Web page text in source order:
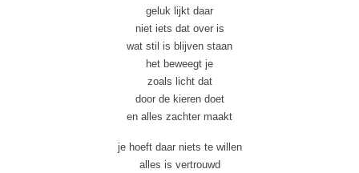
geluk lijkt daar
niet iets dat over is
wat stil is blijven staan
het beweegt je
zoals licht dat
door de kieren doet
en alles zachter maakt
je hoeft daar niets te willen
alles is vertrouwd